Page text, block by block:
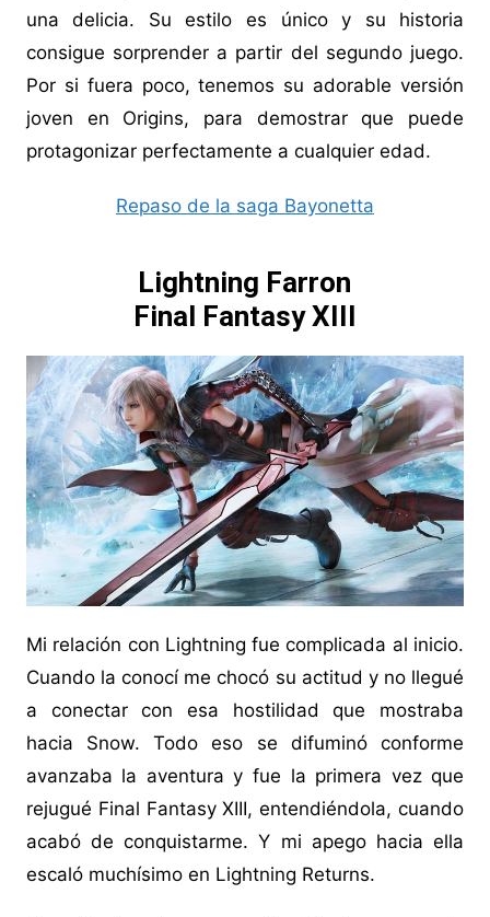
una delicia. Su estilo es único y su historia
consigue sorprender a partir del segundo juego.
Por si fuera poco, tenemos su adorable versión
joven en Origins, para demostrar que puede
protagonizar perfectamente a cualquier edad.
Repaso de la saga Bayonetta
Lightning Farron
Final Fantasy XIII
Mi relación con Lightning fue complicada al inicio.
Cuando la conocí me chocó su actitud y no llegué
a conectar con esa hostilidad que mostraba
hacia Snow. Todo eso se difuminó conforme
avanzaba la aventura y fue la primera vez que
rejugué Final Fantasy XIII, entendiéndola, cuando
acabó de conquistarme. Y mi apego hacia ella
escaló muchísimo en Lightning Returns.